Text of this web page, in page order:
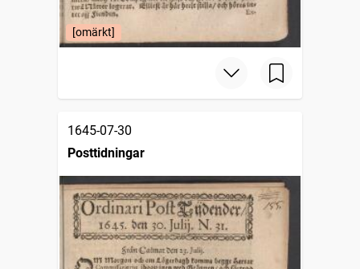
[omärkt]
1645-07-30
Posttidningar